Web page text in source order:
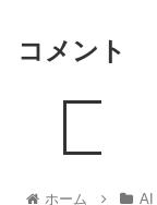
コメント
ホーム AI